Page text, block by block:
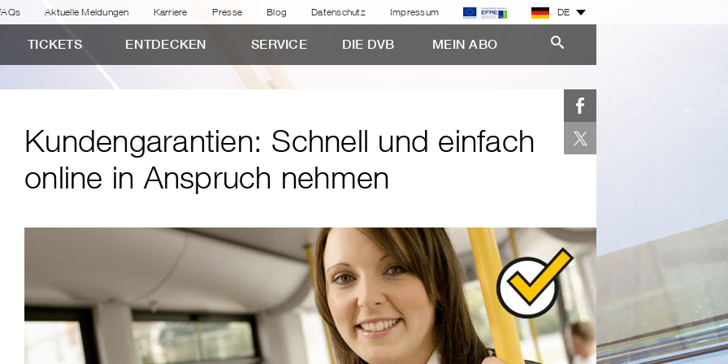
Aktuelle Meldungen Karriere Presse Blog Datenschutz Impressum DE
TICKETS ENTDECKEN SERVICE DIE DVB MEIN ABO
Kundengarantien: Schnell und einfach
online in Anspruch nehmen